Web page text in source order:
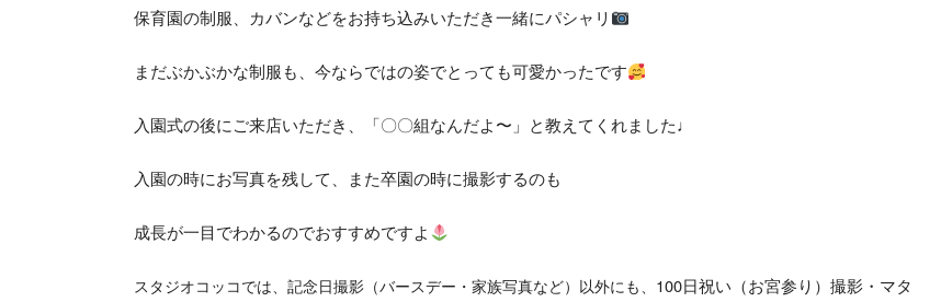
保育園の制服、カバンなどをお持ち込みいただき一緒にパシャリ
まだぶかぶかな制服も、今ならではの姿でとっても可愛かったです
入園式の後にご来店いただき、「〇〇組なんだよ〜」と教えてくれました♩
入園の時にお写真を残して、また卒園の時に撮影するのも
成長が一目でわかるのでおすすめですよ
スタジオコッコでは、 記念日撮影（バースデー・家族写真など） 以外にも、 100日祝い（お宮参り）撮影・マタ